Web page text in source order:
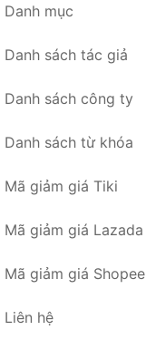
Danh mục
Danh sách tác giả
Danh sách công ty
Danh sách từ khóa
Mã giảm giá Tiki
Mã giảm giá Lazada
Mã giảm giá Shopee
Liên hệ